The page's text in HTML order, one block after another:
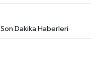
Son Dakika Haberleri